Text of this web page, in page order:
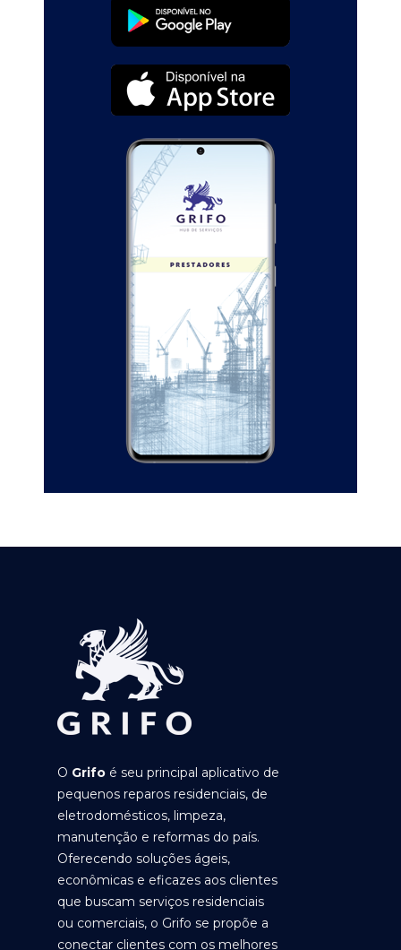
O Grifo é seu principal aplicativo de
pequenos reparos residenciais, de
eletrodomésticos, limpeza,
manutenção e reformas do país.
Oferecendo soluções ágeis,
econômicas e eficazes aos clientes
que buscam serviços residenciais
ou comerciais, o Grifo se propõe a
conectar clientes com os melhores